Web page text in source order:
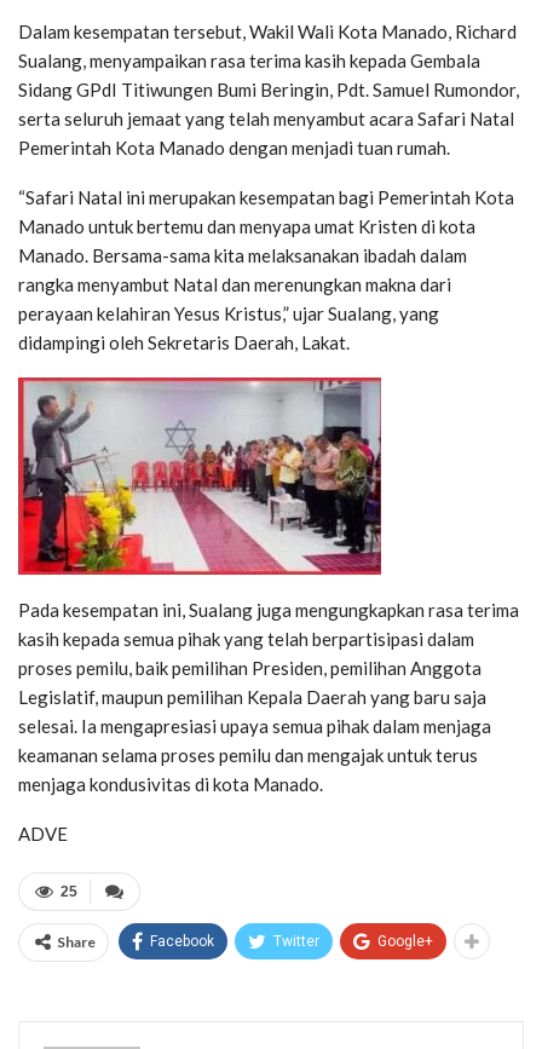
Dalam kesempatan tersebut, Wakil Wali Kota Manado, Richard
Sualang, menyampaikan rasa terima kasih kepada Gembala
Sidang GPdI Titiwungen Bumi Beringin, Pdt. Samuel Rumondor,
serta seluruh jemaat yang telah menyambut acara Safari Natal
Pemerintah Kota Manado dengan menjadi tuan rumah.
“Safari Natal ini merupakan kesempatan bagi Pemerintah Kota
Manado untuk bertemu dan menyapa umat Kristen di kota
Manado. Bersama-sama kita melaksanakan ibadah dalam
rangka menyambut Natal dan merenungkan makna dari
perayaan kelahiran Yesus Kristus,” ujar Sualang, yang
didampingi oleh Sekretaris Daerah, Lakat.
Pada kesempatan ini, Sualang juga mengungkapkan rasa terima
kasih kepada semua pihak yang telah berpartisipasi dalam
proses pemilu, baik pemilihan Presiden, pemilihan Anggota
Legislatif, maupun pemilihan Kepala Daerah yang baru saja
selesai. Ia mengapresiasi upaya semua pihak dalam menjaga
keamanan selama proses pemilu dan mengajak untuk terus
menjaga kondusivitas di kota Manado.
ADVE
25
Share Facebook Twitter Google+